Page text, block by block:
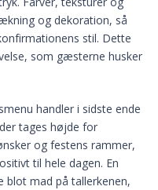
og dekoration, så
stil. Dette
som gæsterne husker
handler i sidste ende
tages højde for
og festens rammer,
til hele dagen. En
blot mad på tallerkenen,